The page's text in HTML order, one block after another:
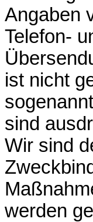
Angaben
Telefon-
ist nicht
sind
Wir sind
werden